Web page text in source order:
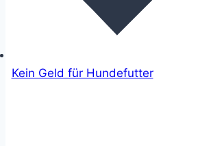
Kein Geld für Hundefutter